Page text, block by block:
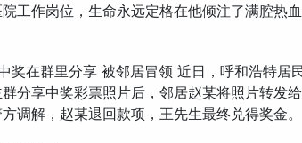
工作岗位，生命永远定格在他倾注了满腔热
奖在群里分享 被邻居冒领 近日，呼和浩特居
分享中奖彩票照片后，邻居赵某将照片转发
调解，赵某退回款项，王先生最终兑得奖金。